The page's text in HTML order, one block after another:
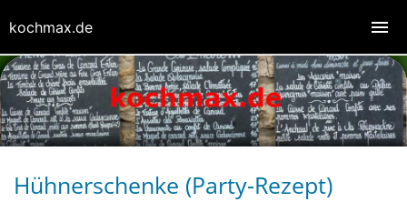
Hühnerschenke (Party-Rezept)
kochmax.de